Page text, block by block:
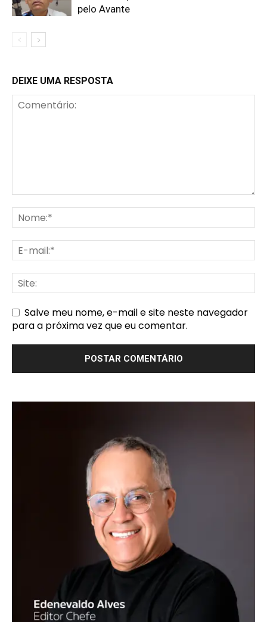
pelo Avante
DEIXE UMA RESPOSTA
Salve meu nome, e-mail e site neste navegador
para a próxima vez que eu comentar.